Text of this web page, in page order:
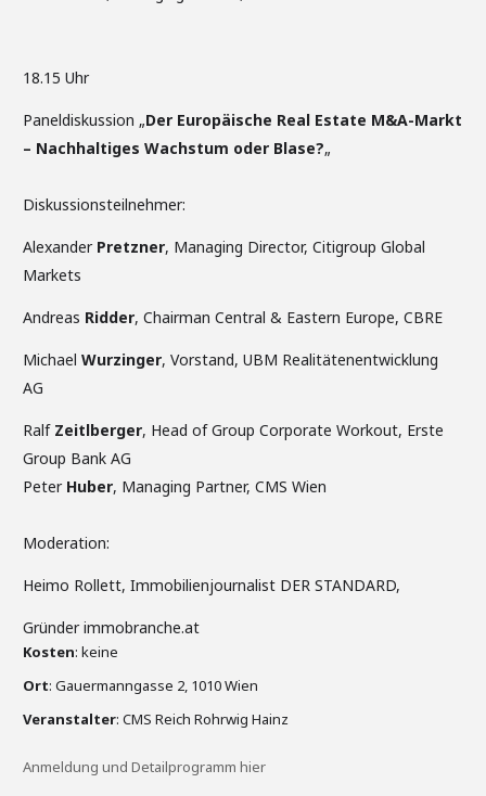
18.15 Uhr
Paneldiskussion „Der Europäische Real Estate M&A-Markt
– Nachhaltiges Wachstum oder Blase?„
Diskussionsteilnehmer:
Alexander Pretzner, Managing Director, Citigroup Global
Markets
Andreas Ridder, Chairman Central & Eastern Europe, CBRE
Michael Wurzinger, Vorstand, UBM Realitätenentwicklung
AG
Ralf Zeitlberger, Head of Group Corporate Workout, Erste
Group Bank AG
Peter Huber, Managing Partner, CMS Wien
Moderation:
Heimo Rollett, Immobilienjournalist DER STANDARD,
Gründer immobranche.at
Kosten: keine
Ort: Gauermanngasse 2, 1010 Wien
Veranstalter: CMS Reich Rohrwig Hainz
Anmeldung und Detailprogramm hier